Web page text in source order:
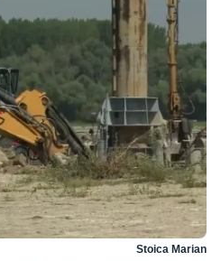
Stoica Marian